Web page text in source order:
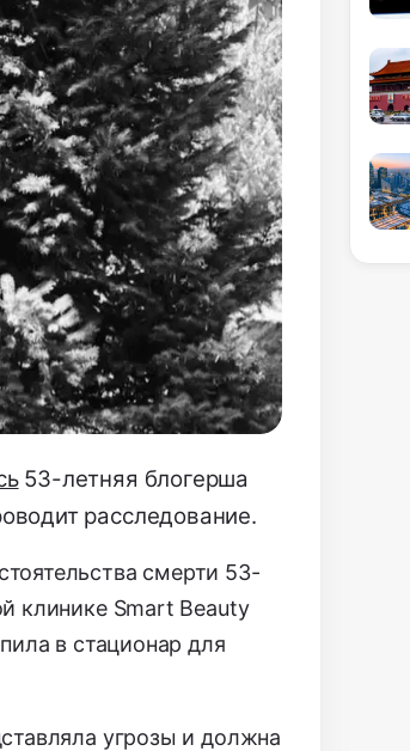
53-летняя блогерша
расследование.
смерти 53-
клинике Smart Beauty
в стационар для
угрозы и должна